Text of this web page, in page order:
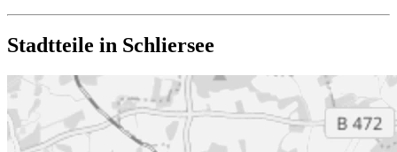
Stadtteile in Schliersee